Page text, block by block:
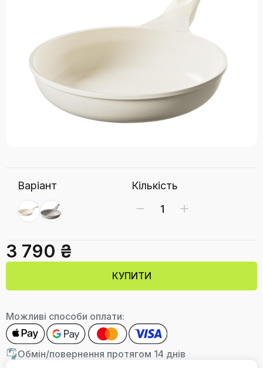
Варіант Кількість
3 790 ₴
КУПИТИ
Можливі способи оплати:
Обмін/повернення протягом 14 днів